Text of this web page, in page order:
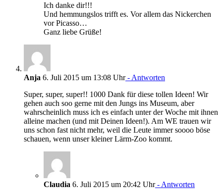
Ich danke dir!!!
Und hemmungslos trifft es. Vor allem das Nickerchen
vor Picasso…
Ganz liebe Grüße!
Anja 6. Juli 2015 um 13:08 Uhr- Antworten
Super, super, super!! 1000 Dank für diese tollen Ideen! Wir
gehen auch soo gerne mit den Jungs ins Museum, aber
wahrscheinlich muss ich es einfach unter der Woche mit ihnen
alleine machen (und mit Deinen Ideen!). Am WE trauen wir
uns schon fast nicht mehr, weil die Leute immer soooo böse
schauen, wenn unser kleiner Lärm-Zoo kommt.
Claudia 6. Juli 2015 um 20:42 Uhr- Antworten